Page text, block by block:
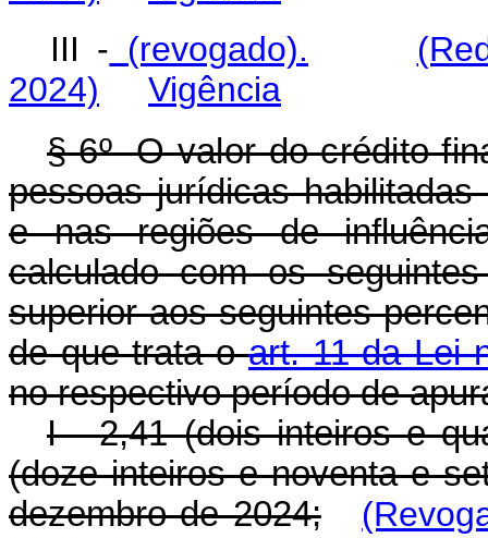
III - (revogado).
2024)
Vigência
§ 6º O valor do crédito
pessoas jurídicas
e nas regiões de
calculado com os
superior aos seguintes
de que trata oart. 11 da Lei
no respectivo período de
I - 2,41 (dois inteiros e
(doze inteiros e noventa e
dezembro de 2024;